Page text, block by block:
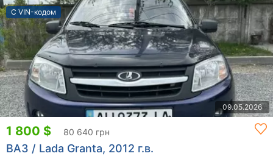
С VIN-кодом
09.05.2026
1 800 $ 80 640 грн
ВАЗ / Lada Granta, 2012 г.в.